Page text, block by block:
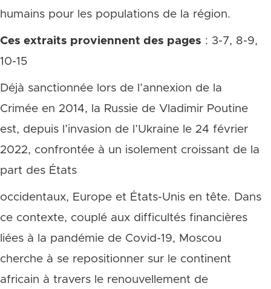
humains pour les populations de la région.
Ces extraits proviennent des pages : 3-7, 8-9,
10-15
Déjà sanctionnée lors de l’annexion de la
Crimée en 2014, la Russie de Vladimir Poutine
est, depuis l’invasion de l’Ukraine le 24 février
2022, confrontée à un isolement croissant de la
part des États
occidentaux, Europe et États-Unis en tête. Dans
ce contexte, couplé aux difficultés financières
liées à la pandémie de Covid-19, Moscou
cherche à se repositionner sur le continent
africain à travers le renouvellement de